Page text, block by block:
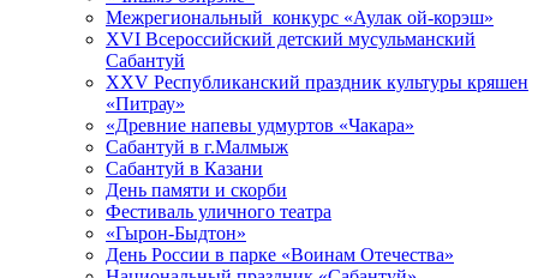
Межрегиональный конкурс «Аулак ой-корэш»
XVI Всероссийский детский мусульманский
Сабантуй
XXV Республиканский праздник культуры кряшен
«Питрау»
«Древние напевы удмуртов «Чакара»
Сабантуй в г.Малмыж
Сабантуй в Казани
День памяти и скорби
Фестиваль уличного театра
«Гырон-Быдтон»
День России в парке «Воинам Отечества»